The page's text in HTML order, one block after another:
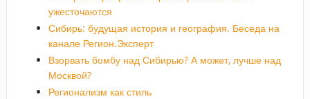
ужесточаются
Сибирь: будущая история и география. Беседа на
канале Регион.Эксперт
Взорвать бомбу над Сибирью? А может, лучше над
Москвой?
Регионализм как стиль